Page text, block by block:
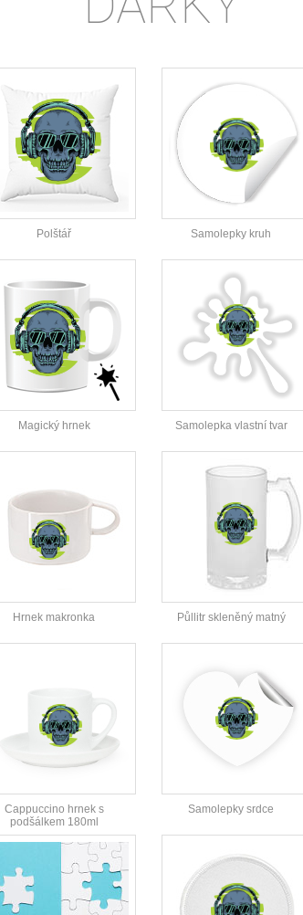
Polštář Samolepky kruh
Magický hrnek Samolepka vlastní tvar
Hrnek makronka Půllitr skleněný matný
Cappuccino hrnek s
podšálkem 180ml
Samolepky srdce